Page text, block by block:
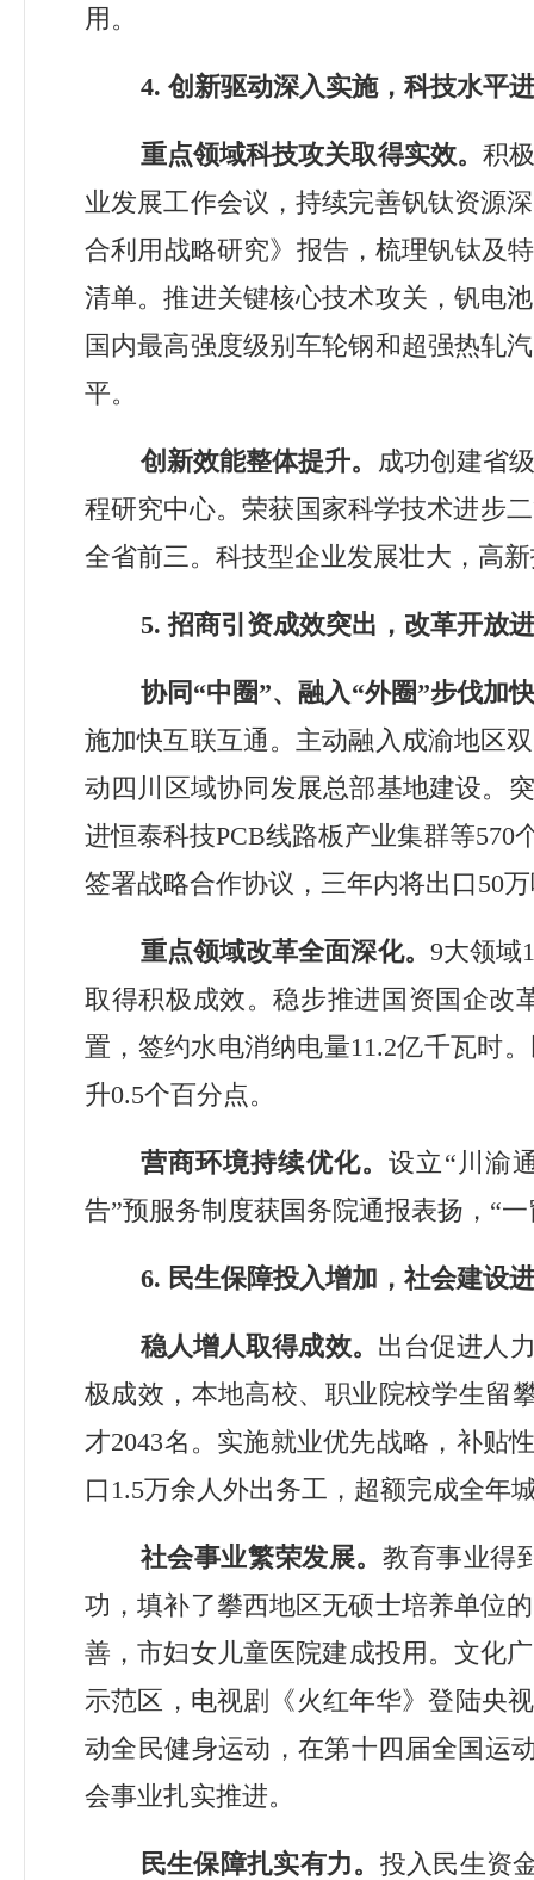
用。
4. 创新驱动深入实施，科技水平
重点领域科技攻关取得实效。 积
业发展工作会议 ，持续完善钒钛资源
合利用战略研究》报告，梳理钒钛及
清单。推进关键核心技术攻关，钒电
国内最高强度级别车轮钢和超强热轧
平。
创新效能整体提升。 成功创建省
程研究中心。荣获国家科学技术进步
全省前三。科技型企业发展壮大，高
5.招商引资成效突出，改革开放
协同 “中圈”、融入“外圈”步伐加
施加快互联互通。主动融入成渝地区
动四川区域协同发展总部基地建设。
进恒泰科技PCB线路板产业集群等570
签署战略合作协议，三年内将出口50
重点领域改革全面深化。 9大领域
取得积极成效。稳步推进国资国企改
置，签约水电消纳电量11.2亿千瓦时。
升0.5个百分点。
营商环境持续优化。设立“ 川渝
告”预服务制度获国务院通报表扬， “
6. 民生保障投入增加，社会建设
稳人增人取得成效。 出台促进人
极成效， 本地高校、 职业院校学生留
才2043名。 实施就业优先战略， 补贴
口 1.5万余人外出务工，超额完成全年
社会事业繁荣发展。教育事业得
功，填补了攀西地区无硕士培养单位
善，市妇女儿童医院建成投用。文化
示范区，电视剧《火红年华》登陆央
动全民健身运动，在第十四届全国运
会事业扎实推进。
民生保障扎实有力。 投入民生资